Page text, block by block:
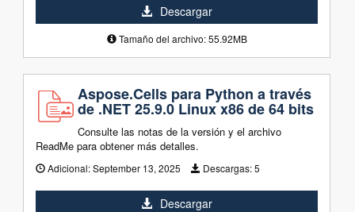
Descargar
Tamaño del archivo: 55.92MB
Aspose.Cells para Python a través
de .NET 25.9.0 Linux x86 de 64 bits
Consulte las notas de la versión y el archivo
ReadMe para obtener más detalles.
Adicional:September 13, 2025 Descargas:5
Descargar